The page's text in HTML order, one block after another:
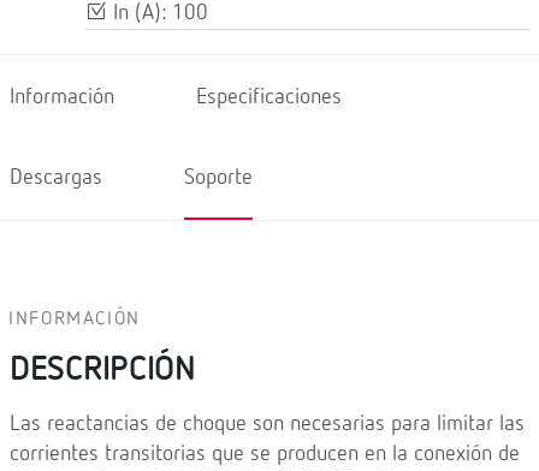
In (A): 100
Información Especificaciones
Descargas Soporte
INFORMACIÓN
DESCRIPCIÓN
Las reactancias de choque son necesarias para limitar las
corrientes transitorias que se producen en la conexión de